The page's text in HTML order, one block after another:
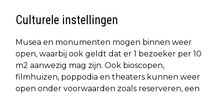
Culturele instellingen
Musea en monumenten mogen binnen weer
open, waarbij ook geldt dat er 1 bezoeker per 10
m2 aanwezig mag zijn. Ook bioscopen,
filmhuizen, poppodia en theaters kunnen weer
open onder voorwaarden zoals reserveren, een